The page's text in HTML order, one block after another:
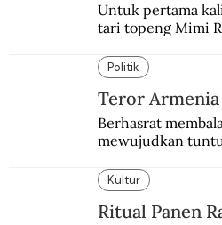
Untuk pertama
tari topeng Mimi
internasional.
Politik
Teror
Berhasrat
mewujudkan
Paris.
Kultur
Ritual Panen